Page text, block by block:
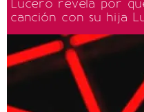
Lucero revela por
canción con su hija